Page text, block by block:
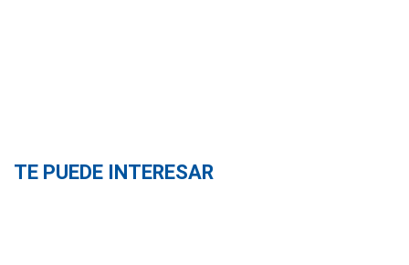
TE PUEDE INTERESAR